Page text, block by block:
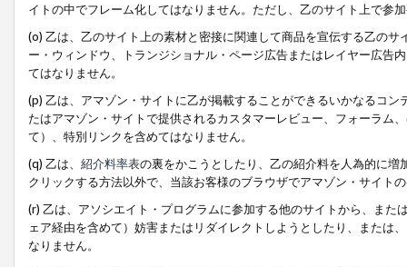
イトの中でフレーム化してはなりません。ただし、乙のサイト上で参
(o) 乙は、乙のサイト上の素材と密接に関連して商品を宣伝する乙の
ー・ウィンドウ、トランジショナル・ページ広告またはレイヤー広告
てはなりません。
(p) 乙は、アマゾン・サイトに乙が掲載することができるいかなるコ
たはアマゾン・サイトで提供されるカスタマーレビュー、フォーラム
て）、特別リンクを含めてはなりません。
(q) 乙は、 紹介料率表の裏をかこうとしたり、乙の紹介料を人為的に
クリックする方法以外で、当該お客様のブラウザでアマゾン・サイト
(r) 乙は、アソシエイト・プログラムに参加する他のサイトから、ま
ェア経由を含めて）妨害またはリダイレクトしようとしたり、または
なりません。